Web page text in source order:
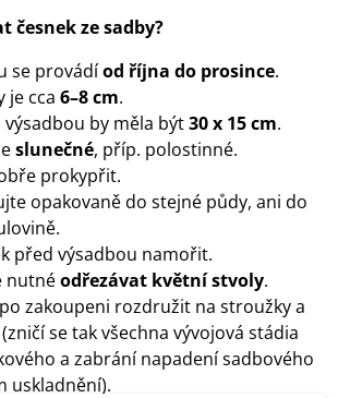
česnek ze sadby?
se provádíod října do prosince.
je cca 6–8 cm.
by měla být30 x 15 cm.
slunečné, příp. polostinné.
prokypřit.
opakovaně do stejné půdy, ani do
před výsadbou namořit.
nutnéodřezávat květní stvoly.
po zakoupeni rozdružit na stroužky a
(zničí se tak všechna vývojová stádia
a zabrání napadení sadbového
uskladnění).